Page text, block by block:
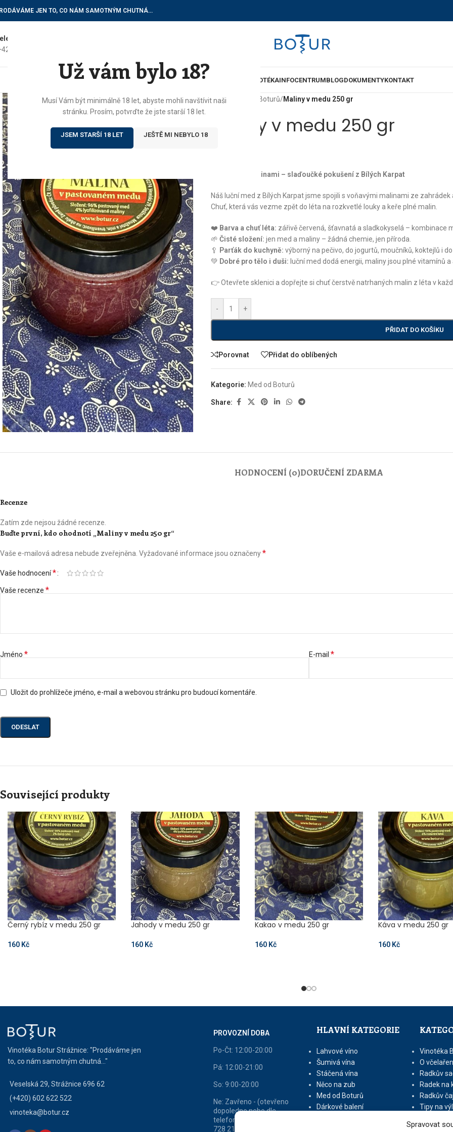
Už vám bylo 18?
Musí Vám být minimálně 18 let, abyste mohli navštívit naši
stránku. Prosím, potvrďte že jste starší 18 let.
JSEM STARŠÍ 18 LET JEŠTĚ MI NEBYLO 18
Spravovat
JEN TO, CO NÁM SAMOTNÝM CHUTNÁ…
do vinotéky
602 622 522
ÚVOD VINOTÉKAINFOCENTRUMBLOGDOKUMENTYKONTAKT
Domů Med od Boturů/Maliny v medu 250 gr
Maliny v medu 250 gr
🍯🍓 Med s malinami – slaďoučké pokušení z Bílých Karpat
Náš luční med z Bílých Karpat jsme spojili s voňavými malinami ze zahrádek
Chuť, která vás vezme zpět do léta na rozkvetlé louky a keře plné malin.
❤️ Barva a chuť léta: zářivě červená, šťavnatá a sladkokyselá – kombinace
🌱Čisté složení: jen med a maliny – žádná chemie, jen příroda.
🥄 Parťák do kuchyně: výborný na pečivo, do jogurtů, moučníků, koktejlů i
💚 Dobré pro tělo i duši: luční med dodá energii, maliny jsou plné vitamínů a
👉 Otevřete sklenici a dopřejte si chuť čerstvě natrhaných malin z léta v
- +
PŘIDAT DO KOŠÍKU
Porovnat Přidat do oblíbených
Kategorie: Med od Boturů
Share:
HODNOCENÍ (0)DORUČENÍ ZDARMA
Recenze
Zatím zde nejsou žádné recenze.
Buďte první, kdo ohodnotí „Maliny v medu 250 gr“
Vaše e-mailová adresa nebude zveřejněna. Vyžadované informace jsou označeny*
Vaše hodnocení*
Vaše recenze *
Jméno * E-mail *
Uložit do prohlížeče jméno, e-mail a webovou stránku pro budoucí komentáře.
Související produkty
Černý rybíz v medu 250 gr
160 Kč
Jahody v medu 250 gr
160 Kč
Kakao v medu 250 gr
160 Kč
Káva v medu 250 gr
160 Kč
Vinotéka Botur Strážnice: "Prodáváme jen
to, co nám samotným chutná..."
Veselská 29, Strážnice 696 62
(+420) 602 622 522
vinoteka@botur.cz
PROVOZNÍ DOBA
Po-Čt: 12:00-20:00
Pá: 12:00-21:00
So: 9:00-20:00
Ne: Zavřeno - (otevřeno
dopoledne nebo dle
telefonické domluvy na tel
728 213 216 - v sezóně
HLAVNÍ KATEGORIE
Lahvové víno
Šumivá vína
Stáčená vína
Něco na zub
Med od Boturů
Dárkové balení
Vinotéka
O
Radkův
Radek na
Radkův čaj
Tipy na